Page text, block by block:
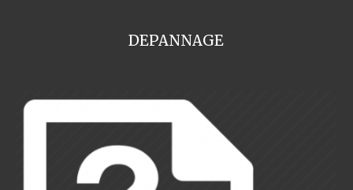
DEPANNAGE